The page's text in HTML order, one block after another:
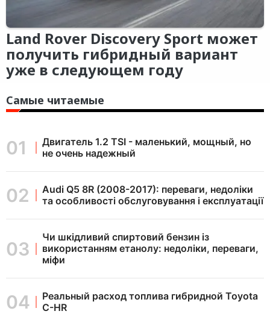
Land Rover Discovery Sport может
получить гибридный вариант
уже в следующем году
Самые читаемые
Двигатель 1.2 TSI - маленький, мощный, но
не очень надежный
Audi Q5 8R (2008-2017): переваги, недоліки
та особливості обслуговування і експлуатації
Чи шкідливий спиртовий бензин із
використанням етанолу: недоліки, переваги,
міфи
Реальный расход топлива гибридной Toyota
C-HR